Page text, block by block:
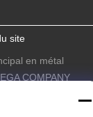
site
en métal
COMPANY
réservés.